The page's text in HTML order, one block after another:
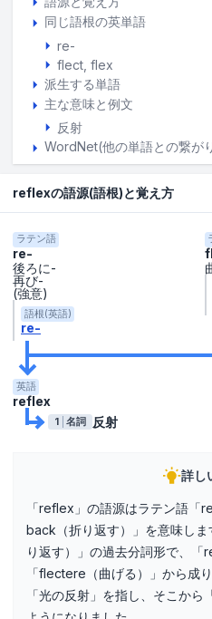
同じ語根の英単語
re-
flect flex
派生する単語
主な意味と例文
反射
WordNet(他の単語との繋が
reflexの語源(語根)と覚え方
ラテン語
re-
後ろに-
再び-
(強意)
語根(英語)
re-
英語
reflex
1 名詞 反射
詳し
「reflex」の語源はラテン語
back（折り返す）」を意味し
り返す）」の過去分詞形で、「
「flectere（曲げる）」から成
「光の反射」を指し、そこか